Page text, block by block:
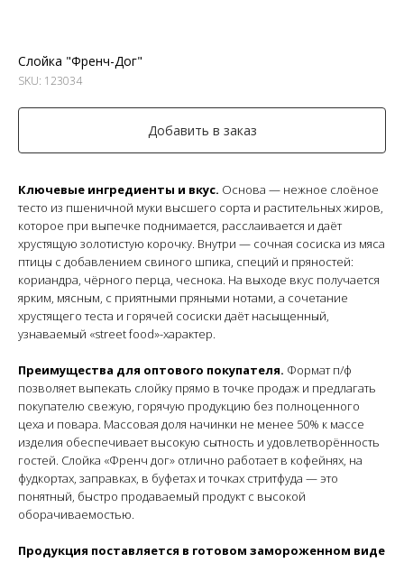
Слойка "Френч-Дог"
SKU: 123034
Добавить в заказ
Ключевые ингредиенты и вкус. Основа — нежное слоёное
тесто из пшеничной муки высшего сорта и растительных жиров,
которое при выпечке поднимается, расслаивается и даёт
хрустящую золотистую корочку. Внутри — сочная сосиска из мяса
птицы с добавлением свиного шпика, специй и пряностей:
кориандра, чёрного перца, чеснока. На выходе вкус получается
ярким, мясным, с приятными пряными нотами, а сочетание
хрустящего теста и горячей сосиски даёт насыщенный,
узнаваемый «street food»-характер.
Преимущества для оптового покупателя. Формат п/ф
позволяет выпекать слойку прямо в точке продаж и предлагать
покупателю свежую, горячую продукцию без полноценного
цеха и повара. Массовая доля начинки не менее 50% к массе
изделия обеспечивает высокую сытность и удовлетворённость
гостей. Слойка «Френч дог» отлично работает в кофейнях, на
фудкортах, заправках, в буфетах и точках стритфуда — это
понятный, быстро продаваемый продукт с высокой
оборачиваемостью.
Продукция поставляется в готовом замороженном виде